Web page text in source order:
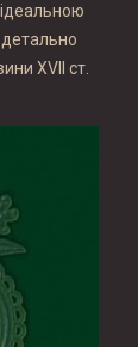
ідеальною
детально
XVII ст.